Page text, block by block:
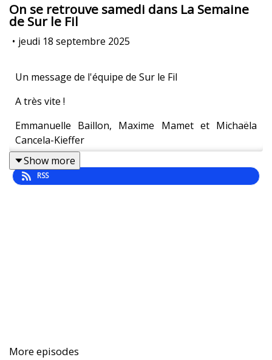
On se retrouve samedi dans La Semaine
de Sur le Fil
• jeudi 18 septembre 2025
Un message de l'équipe de Sur le Fil
A très vite !
Emmanuelle Baillon, Maxime Mamet et Michaëla
Cancela-Kieffer
Vous avez des commentaires ? Ecrivez-nous à
Show more
RSS
More episodes